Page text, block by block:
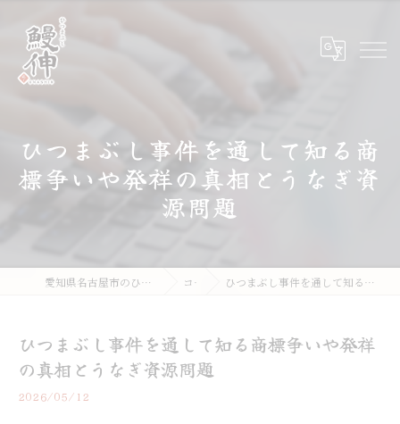
ひつまぶし事件を通して知る商
標争いや発祥の真相とうなぎ資
源問題
愛知県名古屋市のひつまぶしならひつまぶし鰻伸 コラム ひつまぶし事件を通して知る商標争いや発祥の真相とうなぎ資源問題
ひつまぶし事件を通して知る商標争いや発祥
の真相とうなぎ資源問題
2026/05/12